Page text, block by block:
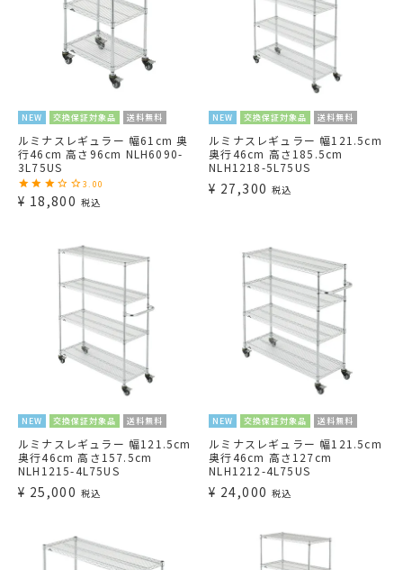
NEW 交換保証対象品 送料無料
ルミナスレギュラー 幅61cm 奥
行46cm 高さ96cm NLH6090-
3L75US
3.00
¥ 18,800 税込
NEW 交換保証対象品 送料無料
ルミナスレギュラー 幅121.5cm
奥行46cm 高さ185.5cm
NLH1218-5L75US
¥ 27,300 税込
NEW 交換保証対象品 送料無料
ルミナスレギュラー 幅121.5cm
奥行46cm 高さ157.5cm
NLH1215-4L75US
¥ 25,000 税込
NEW 交換保証対象品 送料無料
ルミナスレギュラー 幅121.5cm
奥行46cm 高さ127cm
NLH1212-4L75US
¥ 24,000 税込